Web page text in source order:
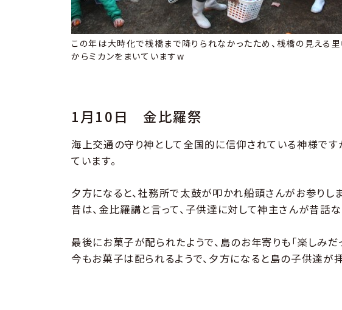
この年は大時化で桟橋まで降りられなかったため、桟橋の見える
からミカンをまいていますw
1月10日 金比羅祭
海上交通の守り神として全国的に信仰されている神様で
ています。
夕方になると、社務所で太鼓が叩かれ船頭さんがお参りしま
昔は、金比羅講と言って、子供達に対して神主さんが昔話
最後にお菓子が配られたようで、島のお年寄りも「楽しみだ
今もお菓子は配られるようで、夕方になると島の子供達が拝